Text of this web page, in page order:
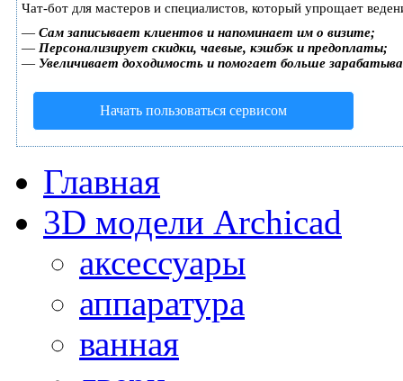
Чат-бот для мастеров и специалистов, который упрощает
— Сам записывает клиентов и напоминает им о визите;
— Персонализирует скидки, чаевые, кэшбэк и предоплаты;
— Увеличивает доходимость и помогает больше
Начать пользоваться сервисом
Главная
3D модели Archicad
аксессуары
аппаратура
ванная